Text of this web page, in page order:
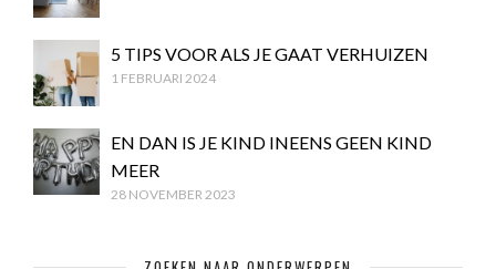
5 TIPS VOOR ALS JE GAAT VERHUIZEN
1 FEBRUARI 2024
EN DAN IS JE KIND INEENS GEEN KIND
MEER
28 NOVEMBER 2023